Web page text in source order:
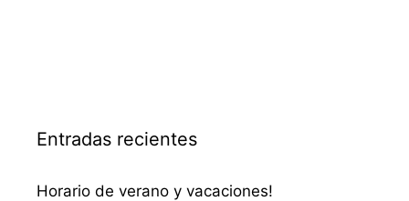
Entradas recientes
Horario de verano y vacaciones!